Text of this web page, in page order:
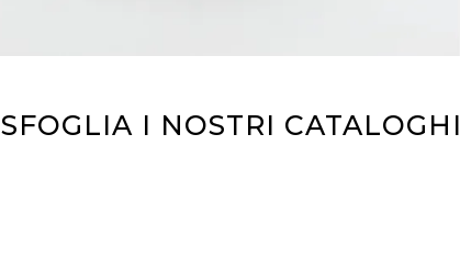
SFOGLIA I NOSTRI CATALOGHI